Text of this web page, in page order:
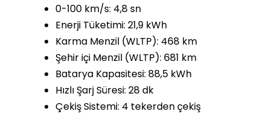
0-100 km/s: 4,8 sn
Enerji Tüketimi: 21,9 kWh
Karma Menzil (WLTP): 468 km
Şehir içi Menzil (WLTP): 681 km
Batarya Kapasitesi: 88,5 kWh
Hızlı Şarj Süresi: 28 dk
Çekiş Sistemi: 4 tekerden çekiş